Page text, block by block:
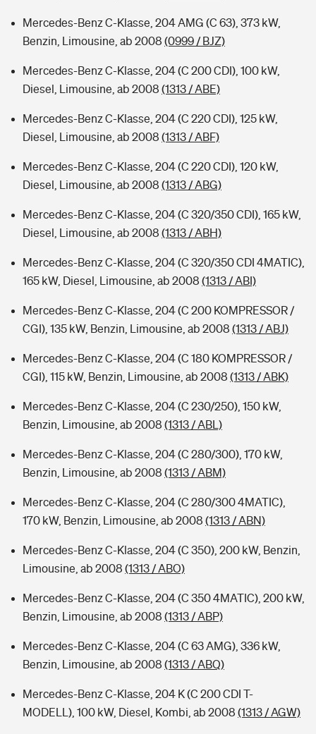
Mercedes-Benz C-Klasse, 204 AMG (C 63), 373 kW,
Benzin, Limousine, ab 2008 (0999 / BJZ)
Mercedes-Benz C-Klasse, 204 (C 200 CDI), 100 kW,
Diesel, Limousine, ab 2008 (1313 / ABE)
Mercedes-Benz C-Klasse, 204 (C 220 CDI), 125 kW,
Diesel, Limousine, ab 2008 (1313 / ABF)
Mercedes-Benz C-Klasse, 204 (C 220 CDI), 120 kW,
Diesel, Limousine, ab 2008 (1313 / ABG)
Mercedes-Benz C-Klasse, 204 (C 320/350 CDI), 165 kW,
Diesel, Limousine, ab 2008 (1313 / ABH)
Mercedes-Benz C-Klasse, 204 (C 320/350 CDI 4MATIC),
165 kW, Diesel, Limousine, ab 2008 (1313 / ABI)
Mercedes-Benz C-Klasse, 204 (C 200 KOMPRESSOR /
CGI), 135 kW, Benzin, Limousine, ab 2008 (1313 / ABJ)
Mercedes-Benz C-Klasse, 204 (C 180 KOMPRESSOR /
CGI), 115 kW, Benzin, Limousine, ab 2008 (1313 / ABK)
Mercedes-Benz C-Klasse, 204 (C 230/250), 150 kW,
Benzin, Limousine, ab 2008 (1313 / ABL)
Mercedes-Benz C-Klasse, 204 (C 280/300), 170 kW,
Benzin, Limousine, ab 2008 (1313 / ABM)
Mercedes-Benz C-Klasse, 204 (C 280/300 4MATIC),
170 kW, Benzin, Limousine, ab 2008 (1313 / ABN)
Mercedes-Benz C-Klasse, 204 (C 350), 200 kW, Benzin,
Limousine, ab 2008 (1313 / ABO)
Mercedes-Benz C-Klasse, 204 (C 350 4MATIC), 200 kW,
Benzin, Limousine, ab 2008 (1313 / ABP)
Mercedes-Benz C-Klasse, 204 (C 63 AMG), 336 kW,
Benzin, Limousine, ab 2008 (1313 / ABQ)
Mercedes-Benz C-Klasse, 204 K (C 200 CDI T-
MODELL), 100 kW, Diesel, Kombi, ab 2008 (1313 / AGW)